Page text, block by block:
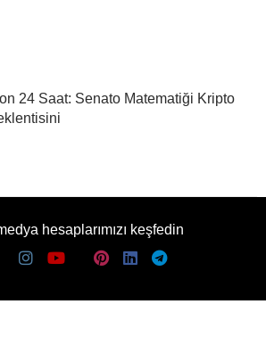
24 Saat: Senato Matematiği Kripto
hesaplarımızı keşfedin